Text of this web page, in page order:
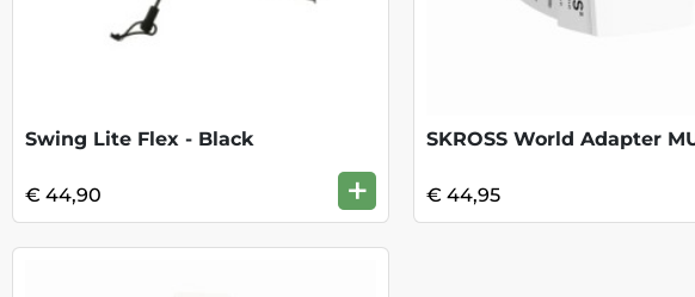
Swing Lite Flex - Black
€ 44,90 + € 44,95